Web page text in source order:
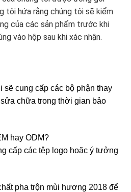
tôi hứa rằng chúng tôi sẽ kiểm
của các sản phẩm trước khi
vào hộp sau khi xác nhận.
sẽ cung cấp các bộ phận thay
chữa trong thời gian bảo
hay ODM?
cấp các tệp logo hoặc ý tưởng
pha trộn mùi hương 2018 để